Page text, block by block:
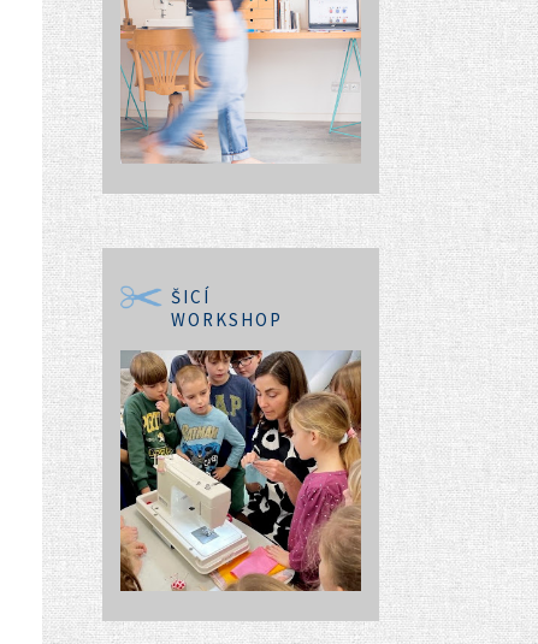
ŠICÍ
WORKSHOP